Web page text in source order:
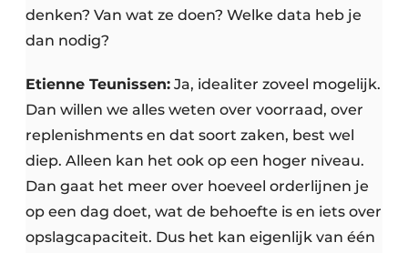
denken? Van wat ze doen? Welke data heb je
dan nodig?
Etienne Teunissen: Ja, idealiter zoveel mogelijk.
Dan willen we alles weten over voorraad, over
replenishments en dat soort zaken, best wel
diep. Alleen kan het ook op een hoger niveau.
Dan gaat het meer over hoeveel orderlijnen je
op een dag doet, wat de behoefte is en iets over
opslagcapaciteit. Dus het kan eigenlijk van één